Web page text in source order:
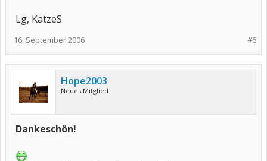
Lg, KatzeS
#6
16. September 2006
Hope2003
Neues Mitglied
Dankeschön!